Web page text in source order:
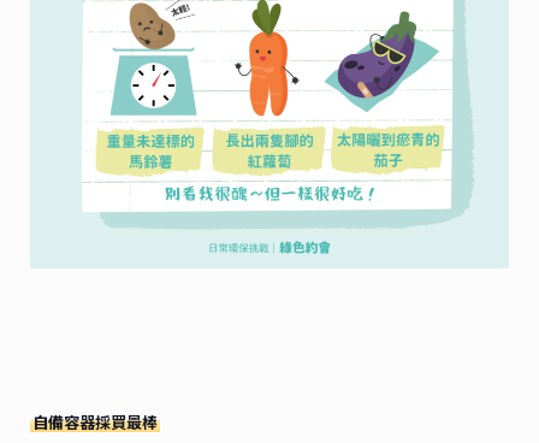
自備容器採買最棒